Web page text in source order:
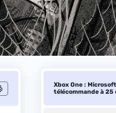
Xbox One :
télécommande à 25